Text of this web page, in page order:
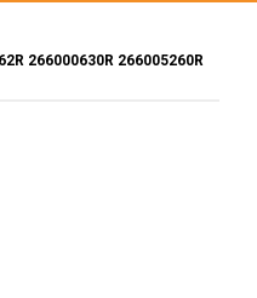
266000630R 266005260R